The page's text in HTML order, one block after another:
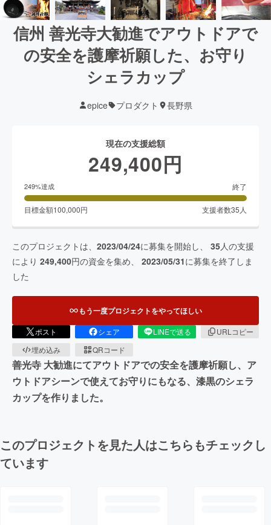
信州 善光寺大勧進でアウトドアで
の安全を護摩祈願した、お守り
シェラカップ
epice プロダクト 長野県
現在の支援総額
249,400円
249%達成 終了
目標金額100,000円 支援者数35 人
このプロジェクトは、 2023/04/24に募集を開始し、 35人の支援
により 249,400円の資金を集め、 2023/05/31に募集を終了しま
した
もう一度プロジェクトをやってほしい
ポスト シェア LINEで送る
URLコピー
埋め込み
QRコード
善光寺 大勧進にてアウトドアでの安全を護摩祈願し、ア
ウトドアシーンで使えてお守りにもなる、漆黒のシェラ
カップを作りました。
このプロジェクトを見た人はこちらもチェックし
ています